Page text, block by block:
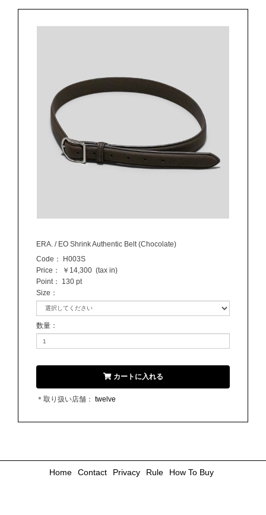
ERA. / EO Shrink Authentic Belt (Chocolate)
Code：
H003S
Price：
￥14,300 (tax in)
Point： 130 pt
Size ：
数量 ：
カートに入れる
＊取り扱い店舗： twelve
Home Contact Privacy Rule How To Buy